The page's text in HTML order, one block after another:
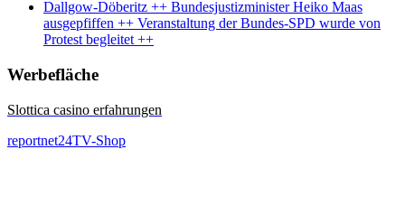
Dallgow-Döberitz ++ Bundesjustizminister Heiko Maas
ausgepfiffen ++ Veranstaltung der Bundes-SPD wurde von
Protest begleitet ++
Werbefläche
Slottica casino erfahrungen
reportnet24TV-Shop